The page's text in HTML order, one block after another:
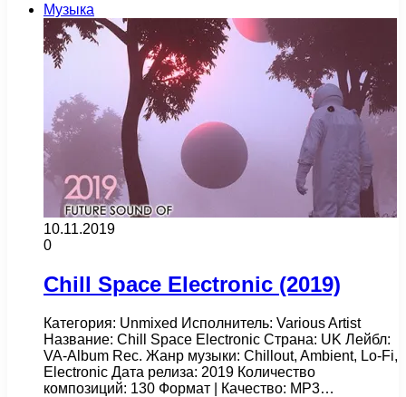
Музыка
10.11.2019
0
Chill Space Electronic (2019)
Категория: Unmixed Исполнитель: Various Artist
Название: Chill Space Electronic Страна: UK Лейбл:
VA-Album Rec. Жанр музыки: Chillout, Ambient, Lo-Fi,
Electronic Дата релиза: 2019 Количество
композиций: 130 Формат | Качество: MP3…